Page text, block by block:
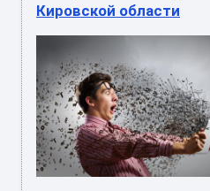
Кировской области